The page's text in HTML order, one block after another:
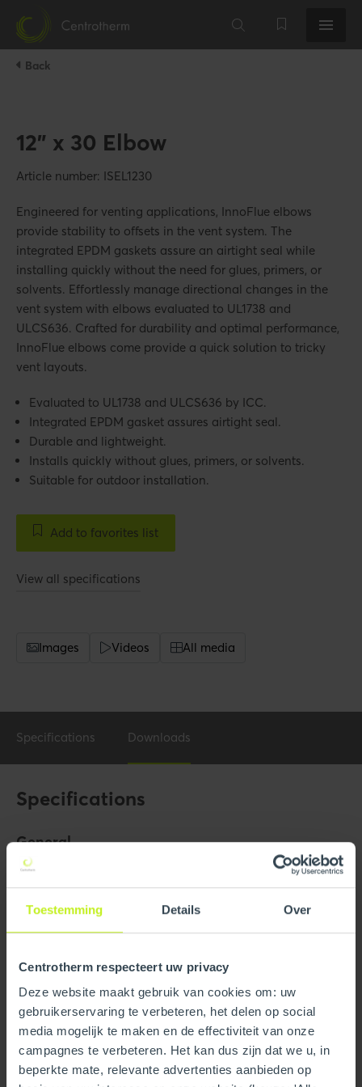
Toestemming Details Over
Centrotherm respecteert uw privacy
Deze website maakt gebruik van cookies om: uw
gebruikerservaring te verbeteren, het delen op social
media mogelijk te maken en de effectiviteit van onze
campagnes te verbeteren. Het kan dus zijn dat we u, in
beperkte mate, relevante advertenties aanbieden op
Back
12" x 30 Elbow
Article number: ISEL1230
Engineered for venting applications, InnoFlue elbows
provide stability to offsets in the vent system. The
integrated EPDM gaskets assure an airtight seal while
installing quickly without the need for glues, primers, or
solvents. Effortlessly manage directional changes in the
vent system with elbows evaluated to UL1738 and
ULCS636. Crafted for durability and optimal performance,
InnoFlue elbows come provide a quick solution to tricky
vent layouts.
Evaluated to UL1738 and ULCS636 by ICC.
Integrated EPDM gasket assures airtight seal.
Durable and lightweight.
Installs quickly without glues, primers, or solvents.
Suitable for outdoor installation.
Add to favorites list
View all specifications
Images Videos All media
Specifications Downloads
Specifications
General
Product Name
Trade name InnoFlue
Part number 250404701500
Technical
Color Gray